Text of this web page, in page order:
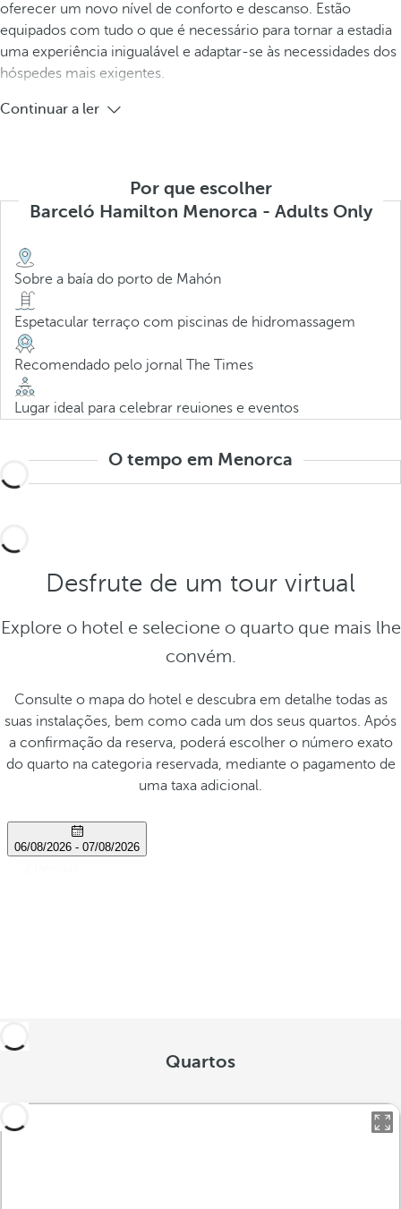
oferecer um novo nível de conforto e descanso. Estão
equipados com tudo o que é necessário para tornar a estadia
uma experiência inigualável e adaptar-se às necessidades dos
hóspedes mais exigentes.
Continuar a ler
Por que escolher
Barceló Hamilton Menorca - Adults Only
Sobre a baía do porto de Mahón
Espetacular terraço com piscinas de hidromassagem
Recomendado pelo jornal The Times
Lugar ideal para celebrar reuiones e eventos
O tempo em Menorca
Desfrute de um tour virtual
Explore o hotel e selecione o quarto que mais lhe
convém.
Consulte o mapa do hotel e descubra em detalhe todas as
suas instalações, bem como cada um dos seus quartos. Após
a confirmação da reserva, poderá escolher o número exato
do quarto na categoria reservada, mediante o pagamento de
uma taxa adicional.
Quartos